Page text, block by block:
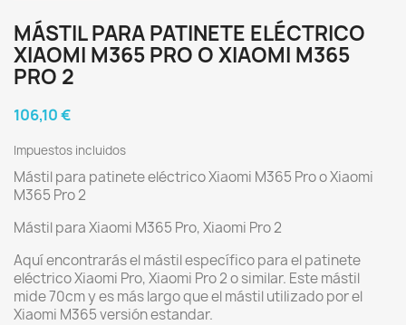
MÁSTIL PARA PATINETE ELÉCTRICO
XIAOMI M365 PRO O XIAOMI M365
PRO 2
106,10 €
Impuestos incluidos
Mástil para patinete eléctrico Xiaomi M365 Pro o Xiaomi
M365 Pro 2
Mástil para Xiaomi M365 Pro, Xiaomi Pro 2
Aquí encontrarás el mástil específico para el patinete
eléctrico Xiaomi Pro, Xiaomi Pro 2 o similar. Este mástil
mide 70cm y es más largo que el mástil utilizado por el
Xiaomi M365 versión estandar.